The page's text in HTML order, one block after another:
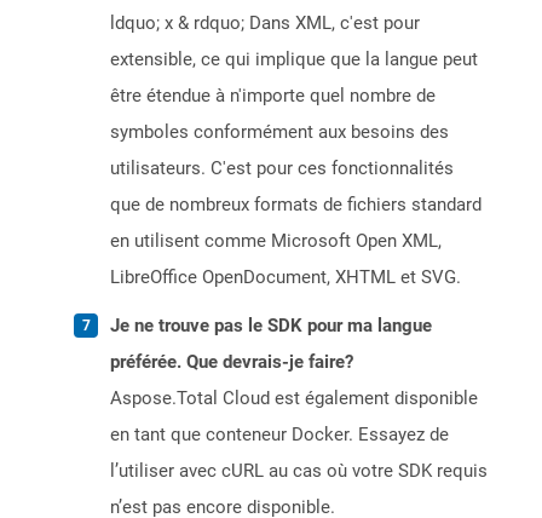
ldquo; x & rdquo; Dans XML, c'est pour
extensible, ce qui implique que la langue peut
être étendue à n'importe quel nombre de
symboles conformément aux besoins des
utilisateurs. C'est pour ces fonctionnalités
que de nombreux formats de fichiers standard
en utilisent comme Microsoft Open XML,
LibreOffice OpenDocument, XHTML et SVG.
Je ne trouve pas le SDK pour ma langue
préférée. Que devrais-je faire?
Aspose.Total Cloud est également disponible
en tant que conteneur Docker. Essayez de
l’utiliser avec cURL au cas où votre SDK requis
n’est pas encore disponible.